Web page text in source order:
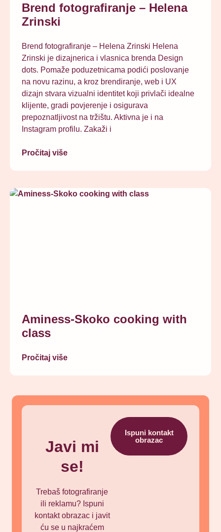
Brend fotografiranje – Helena
Zrinski
Brend fotografiranje – Helena Zrinski Helena
Zrinski je dizajnerica i vlasnica brenda Design
dots. Pomaže poduzetnicama podići poslovanje
na novu razinu, a kroz brendiranje, web i UX
dizajn stvara vizualni identitet koji privlači idealne
klijente, gradi povjerenje i osigurava
prepoznatljivost na tržištu. Aktivna je i na
Instagram profilu. Zakaži i
Pročitaj više
Aminess-Skoko cooking with
class
Pročitaj više
Javi mi
se!
Trebaš fotografiranje
ili reklamu? Ispuni
kontakt obrazac i javit
ću se u najkraćem
Ispuni kontakt
obrazac